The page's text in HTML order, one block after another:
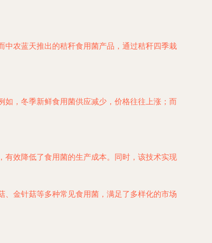
农蓝天推出的秸秆食用菌产品，通过秸秆四季栽
，冬季新鲜食用菌供应减少，价格往往上涨；而
效降低了食用菌的生产成本。同时，该技术实现
金针菇等多种常见食用菌，满足了多样化的市场